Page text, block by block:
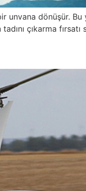
unvana dönüşür.
çıkarma fırsatı